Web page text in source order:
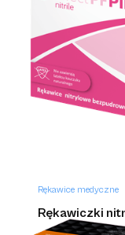
Rękawice medyczne
Rękawice
Rękawice medyczne
Rękawiczki